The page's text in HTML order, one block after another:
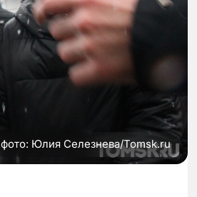
Юлия Селезнева/Tomsk.ru